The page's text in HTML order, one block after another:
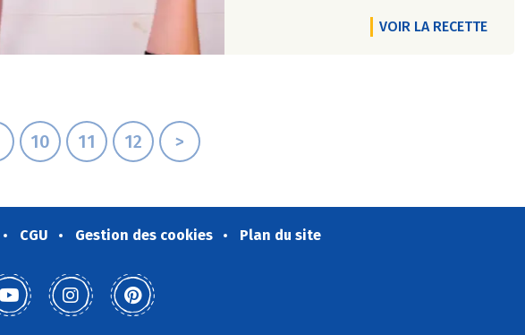
VOIR LA RECETTE
10 11 12 >
CGU Gestion des cookies Plan du site